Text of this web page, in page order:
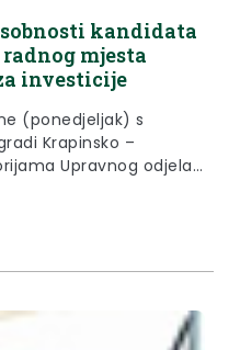
kandidata
mjesta
investicije
(ponedjeljak) s
Krapinsko –
Upravnog odjela
provjere znanja i